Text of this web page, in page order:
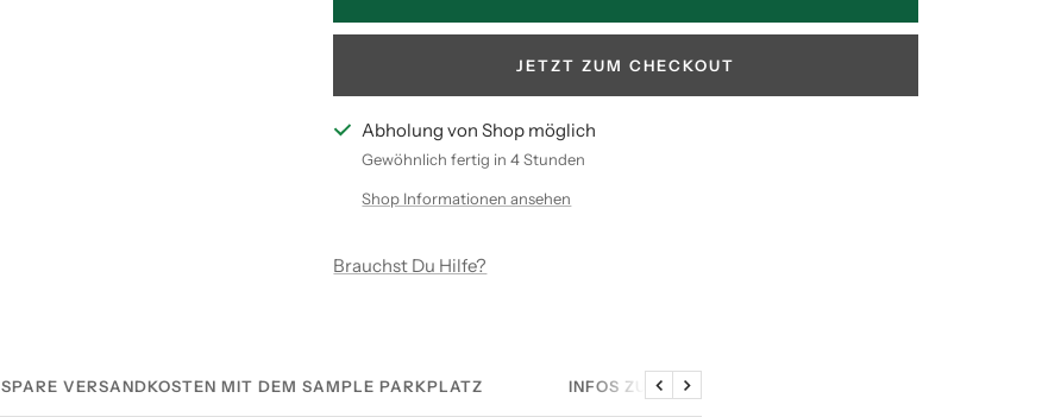
JETZT ZUM CHECKOUT
Abholung von Shop möglich
Gewöhnlich fertig in 4 Stunden
Shop Informationen ansehen
Brauchst Du Hilfe?
SPARE VERSANDKOSTEN MIT DEM SAMPLE PARKPLATZ INFOS ZU DEN SAMPLES
ZurückWeiter